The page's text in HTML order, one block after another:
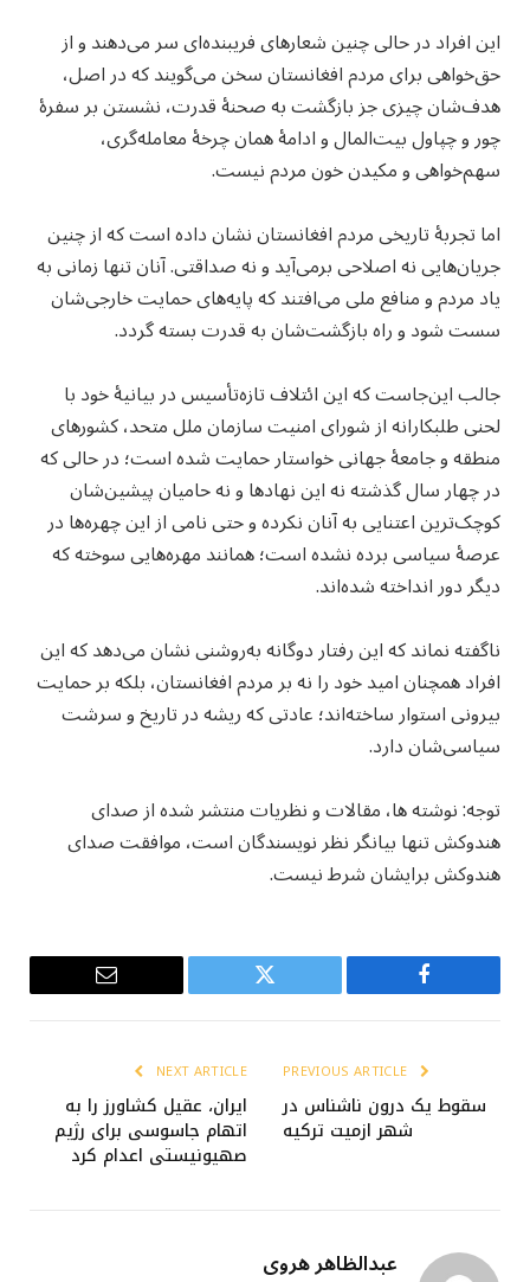
این افراد در حالی چنین شعارهای فریبنده‌ای سر می‌دهند و از
حق‌خواهی برای مردم افغانستان سخن می‌گویند که در اصل،
هدف‌شان چیزی جز بازگشت به صحنهٔ قدرت، نشستن بر سفرهٔ
چور و چپاول بیت‌المال و ادامهٔ همان چرخهٔ معامله‌گری،
سهم‌خواهی و مکیدن خون مردم نیست.
اما تجربهٔ تاریخی مردم افغانستان نشان داده است که از چنین
جریان‌هایی نه اصلاحی برمی‌آید و نه صداقتی. آنان تنها زمانی به
یاد مردم و منافع ملی می‌افتند که پایه‌های حمایت خارجی‌شان
سست شود و راه بازگشت‌شان به قدرت بسته گردد.
جالب این‌جاست که این ائتلاف تازه‌تأسیس در بیانیهٔ خود با
لحنی طلبکارانه از شورای امنیت سازمان ملل متحد، کشورهای
منطقه و جامعهٔ جهانی خواستار حمایت شده است؛ در حالی که
در چهار سال گذشته نه این نهادها و نه حامیان پیشین‌شان
کوچک‌ترین اعتنایی به آنان نکرده و حتی نامی از این چهره‌ها در
عرصهٔ سیاسی برده نشده است؛ همانند مهره‌هایی سوخته که
دیگر دور انداخته شده‌اند.
ناگفته نماند که این رفتار دوگانه به‌روشنی نشان می‌دهد که این
افراد همچنان امید خود را نه بر مردم افغانستان، بلکه بر حمایت
بیرونی استوار ساخته‌اند؛ عادتی که ریشه در تاریخ و سرشت
سیاسی‌شان دارد.
توجه: نوشته ها، مقالات و نظریات منتشر شده از صدای
هندوکش تنها بیانگر نظر نویسندگان است، موافقت صدای
هندوکش برایشان شرط نیست.
Facebook
Twitter
Email
سقوط یک درون ناشناس در
شهر ازمیت ترکیه
NEXT ARTICLE
ایران، عقیل کشاورز را به
اتهام جاسوسی برای رژیم
صهیونیستی اعدام کرد
عبدالظاهر هروی